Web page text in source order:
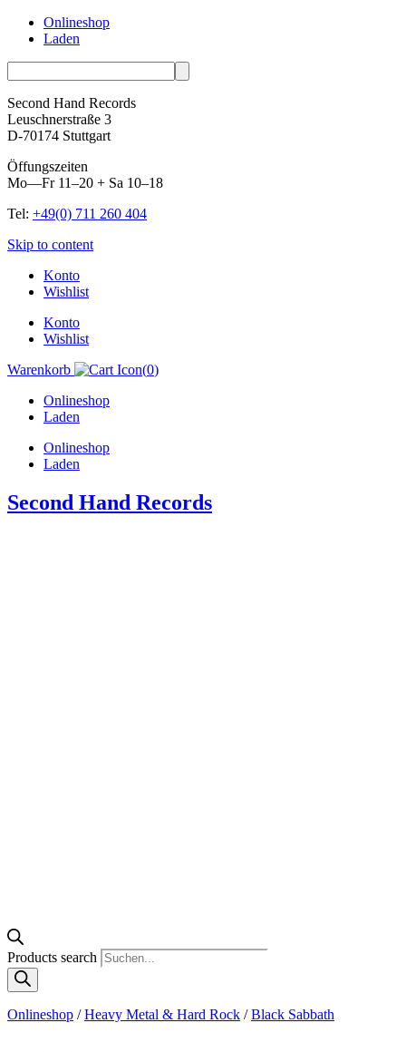
Onlineshop
Laden
Second Hand Records
Leuschnerstraße 3
D-70174 Stuttgart
Öffungszeiten
Mo—Fr 11–20 + Sa 10–18
Tel: +49(0) 711 260 404
Skip to content
Konto
Wishlist
Konto
Wishlist
Warenkorb
(0)
Onlineshop
Laden
Onlineshop
Laden
Second Hand Records
Products search
Onlineshop /Heavy Metal & Hard Rock /Black Sabbath